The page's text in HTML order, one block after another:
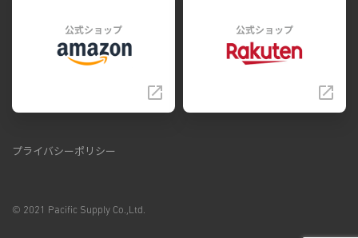
公式ショップ 公式ショップ
プライバシーポリシー
© 2021 Pacific Supply Co.,Ltd.